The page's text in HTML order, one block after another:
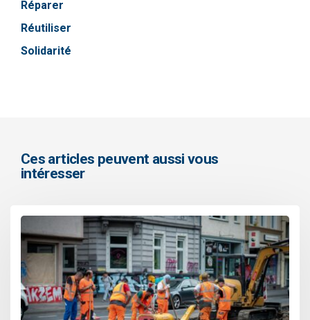
Réparer
Réutiliser
Solidarité
Ces articles peuvent aussi vous
intéresser